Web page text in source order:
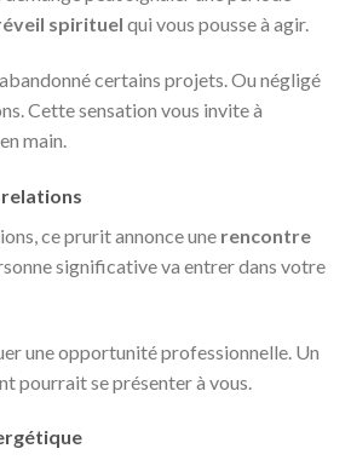
spirituel qui vous pousse à agir.
certains projets. Ou négligé
Cette sensation vous invite à
main.
relations
ce prurit annonce une rencontre
significative va entrer dans votre
une opportunité professionnelle. Un
pourrait se présenter à vous.